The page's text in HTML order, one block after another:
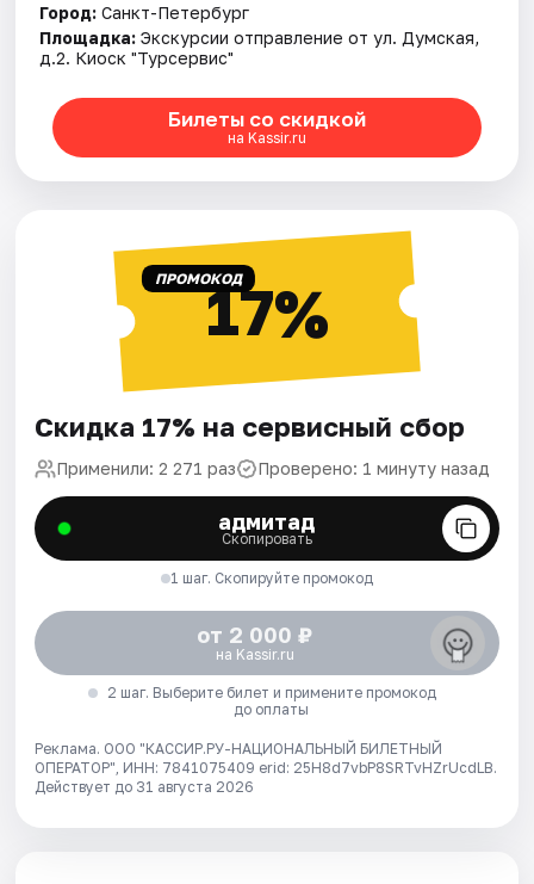
Рейтинги
Город: Санкт-Петербург
Площадка: Экскурсии отправление от ул. Думская,
д.2. Киоск "Турсервис"
Билеты со скидкой
на Kassir.ru
ПРОМОКОД17%
Скидка 17% на сервисный сбор
Применили: 2 271 раз Проверено: 1 минуту назад
адмитад
Скопировать
1 шаг. Скопируйте промокод
от 2 000 ₽
на Kassir.ru
2 шаг. Выберите билет и примените промокод
до оплаты
Реклама. ООО "КАССИР.РУ-НАЦИОНАЛЬНЫЙ БИЛЕТНЫЙ
ОПЕРАТОР", ИНН: 7841075409 erid: 25H8d7vbP8SRTvHZrUcdLB.
Действует до 31 августа 2026